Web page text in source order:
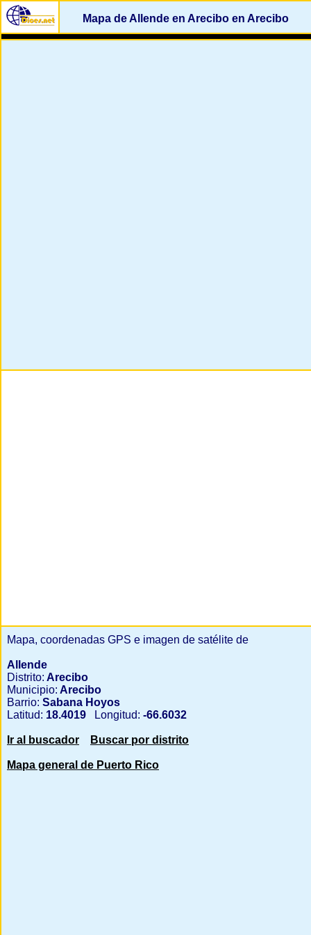
Mapa de Allende en Arecibo en Arecibo
Mapa, coordenadas GPS e imagen de satélite de
Allende
Distrito: Arecibo
Municipio: Arecibo
Barrio: Sabana Hoyos
Latitud: 18.4019 Longitud: -66.6032
Ir al buscador Buscar por distrito
Mapa general de Puerto Rico